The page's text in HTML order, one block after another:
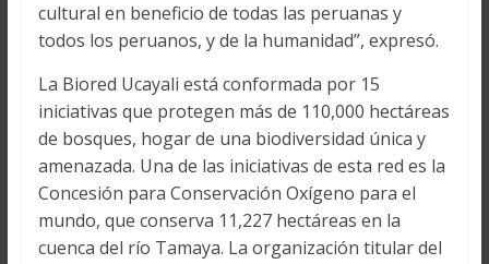
cultural en beneficio de todas las peruanas y
todos los peruanos, y de la humanidad”, expresó.
La Biored Ucayali está conformada por 15
iniciativas que protegen más de 110,000 hectáreas
de bosques, hogar de una biodiversidad única y
amenazada. Una de las iniciativas de esta red es la
Concesión para Conservación Oxígeno para el
mundo, que conserva 11,227 hectáreas en la
cuenca del río Tamaya. La organización titular del